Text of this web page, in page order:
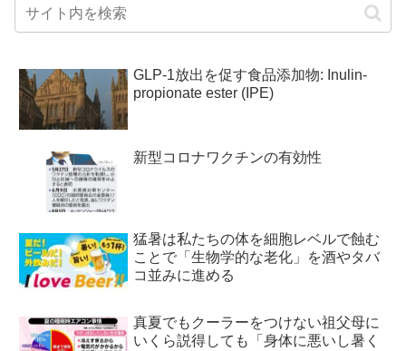
GLP-1放出を促す食品添加物: Inulin-
propionate ester (IPE)
新型コロナワクチンの有効性
猛暑は私たちの体を細胞レベルで蝕む
ことで「生物学的な老化」を酒やタバ
コ並みに進める
真夏でもクーラーをつけない祖父母に
いくら説得しても「身体に悪いし暑く